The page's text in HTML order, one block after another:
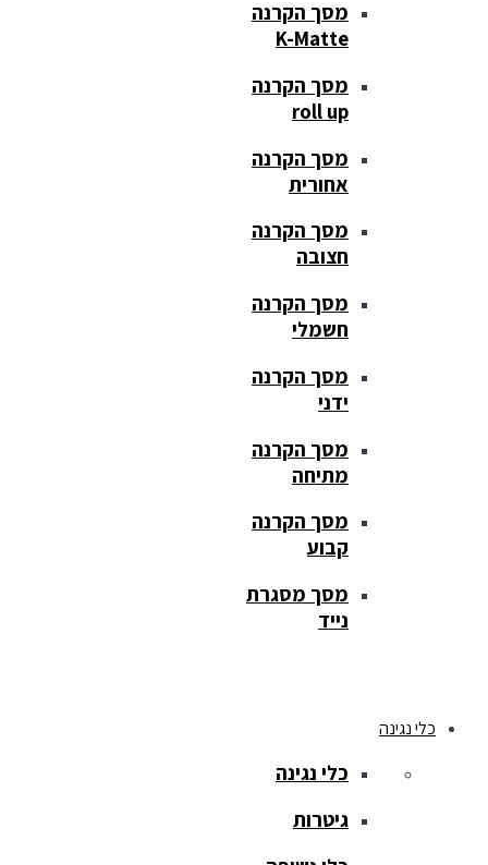
מסך הקרנה
K-Matte
מסך הקרנה
roll up
מסך הקרנה
אחורית
מסך הקרנה
חצובה
מסך הקרנה
חשמלי
מסך הקרנה
ידני
מסך הקרנה
מתיחה
מסך הקרנה
קבוע
מסך מסגרת
נייד
כלי נגינה
כלי נגינה
גיטרות